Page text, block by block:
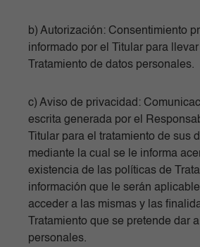
b) Autorización: Consentimiento
informado por el Titular para
Tratamiento de datos personales.
c) Aviso de privacidad:
escrita generada por el
Titular para el tratamiento de sus
mediante la cual se le informa
existencia de las políticas de
información que le serán
acceder a las mismas y las
Tratamiento que se pretende dar
personales.